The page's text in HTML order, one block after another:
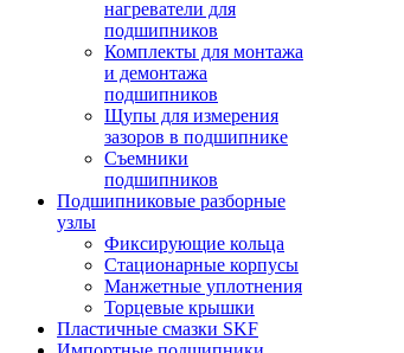
нагреватели для
подшипников
Комплекты для монтажа
и демонтажа
подшипников
Щупы для измерения
зазоров в подшипнике
Съемники
подшипников
Подшипниковые разборные
узлы
Фиксирующие кольца
Стационарные корпусы
Манжетные уплотнения
Торцевые крышки
Пластичные смазки SKF